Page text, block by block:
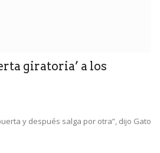
giratoria’ a los
y después salga por otra”, dijo Gato